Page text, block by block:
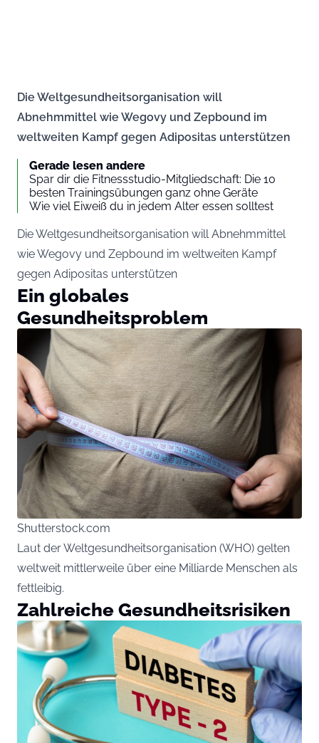
Die Weltgesundheitsorganisation will
Abnehmmittel wie Wegovy und Zepbound im
weltweiten Kampf gegen Adipositas unterstützen
Gerade lesen andere
Spar dir die Fitnessstudio-Mitgliedschaft: Die 10
besten Trainingsübungen ganz ohne Geräte
Wie viel Eiweiß du in jedem Alter essen solltest
Die Weltgesundheitsorganisation will Abnehmmittel
wie Wegovy und Zepbound im weltweiten Kampf
gegen Adipositas unterstützen
Ein globales
Gesundheitsproblem
Shutterstock.com
Laut der Weltgesundheitsorganisation (WHO) gelten
weltweit mittlerweile über eine Milliarde Menschen als
fettleibig.
Zahlreiche Gesundheitsrisiken